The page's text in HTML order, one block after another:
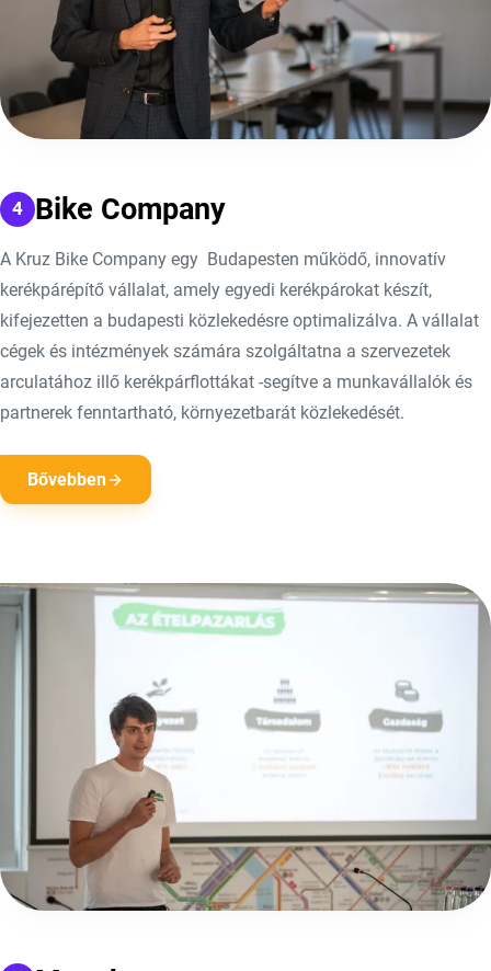
Bike Company
A Kruz Bike Company egy Budapesten működő, innovatív
kerékpárépítő vállalat, amely egyedi kerékpárokat készít,
kifejezetten a budapesti közlekedésre optimalizálva. A vállalat
cégek és intézmények számára szolgáltatna a szervezetek
arculatához illő kerékpárflottákat -segítve a munkavállalók és
partnerek fenntartható, környezetbarát közlekedését.
Bővebben